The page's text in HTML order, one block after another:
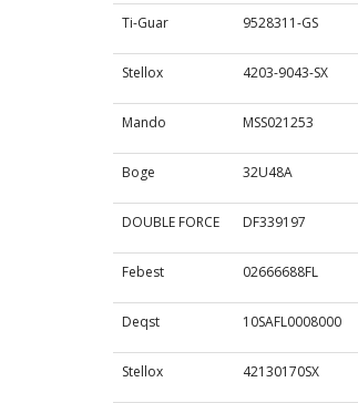
Ti-Guar 9528311-GS
Stellox 4203-9043-SX
Mando MSS021253
Boge 32U48A
DOUBLE FORCE DF339197
Febest 02666688FL
Deqst 10SAFL0008000
Stellox 42130170SX